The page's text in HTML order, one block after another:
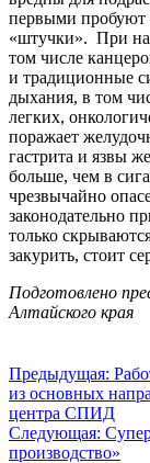
первыми пробуют
«штучки». При
том числе
и традиционные
дыхания, в том
легких,
поражает
гастрита и язвы
больше, чем в
чрезвычайно
законодательно
только
закурить, стоит
Подготовлено
Алтайского края
Навигация
по
записям
Предыдущая:
из основных
центра СПИД
Следующая:
производство»